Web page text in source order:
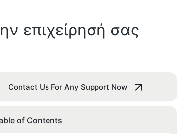
επιχείρησή σας
Contact Us For Any Support Now
of Contents